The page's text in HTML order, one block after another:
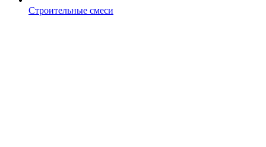
Строительные смеси